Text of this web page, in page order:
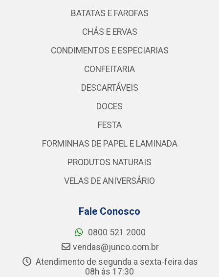
BATATAS E FAROFAS
CHÁS E ERVAS
CONDIMENTOS E ESPECIARIAS
CONFEITARIA
DESCARTÁVEIS
DOCES
FESTA
FORMINHAS DE PAPEL E LAMINADA
PRODUTOS NATURAIS
VELAS DE ANIVERSÁRIO
Fale Conosco
0800 521 2000
vendas@junco.com.br
Atendimento de segunda a sexta-feira das
08h às 17:30